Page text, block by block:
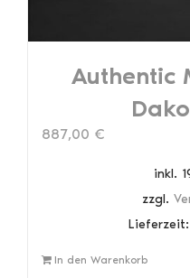
Authentic
887,00 €
inkl.
zzgl.
Lieferzeit:
In den Warenkorb